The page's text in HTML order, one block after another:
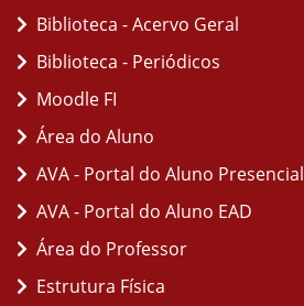
Biblioteca - Acervo Geral
Biblioteca - Periódicos
Moodle FI
Área do Aluno
AVA - Portal do Aluno Presencial
AVA - Portal do Aluno EAD
Área do Professor
Estrutura Física